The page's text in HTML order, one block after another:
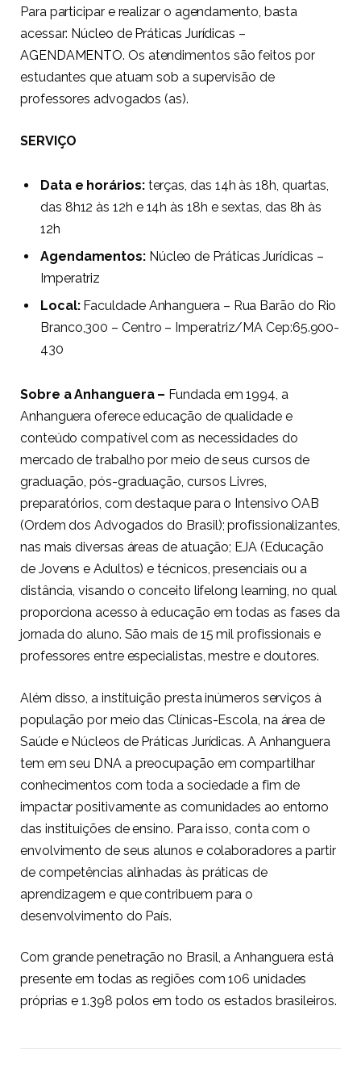
Para participar e realizar o agendamento, basta
acessar: Núcleo de Práticas Jurídicas –
AGENDAMENTO. Os atendimentos são feitos por
estudantes que atuam sob a supervisão de
professores advogados (as).
SERVIÇO
Data e horários:terças, das 14h às 18h, quartas,
das 8h12 às 12h e 14h às 18h e sextas, das 8h às
12h
Agendamentos: Núcleo de Práticas Jurídicas –
Imperatriz
Local:Faculdade Anhanguera – Rua Barão do Rio
Branco,300 – Centro – Imperatriz/MA Cep:65.900-
430
Sobre a Anhanguera – Fundada em 1994, a
Anhanguera oferece educação de qualidade e
conteúdo compatível com as necessidades do
mercado de trabalho por meio de seus cursos de
graduação, pós-graduação, cursos Livres,
preparatórios, com destaque para o Intensivo OAB
(Ordem dos Advogados do Brasil); profissionalizantes,
nas mais diversas áreas de atuação; EJA (Educação
de Jovens e Adultos) e técnicos, presenciais ou a
distância, visando o conceito lifelong learning, no qual
proporciona acesso à educação em todas as fases da
jornada do aluno. São mais de 15 mil profissionais e
professores entre especialistas, mestre e doutores.
Além disso, a instituição presta inúmeros serviços à
população por meio das Clínicas-Escola, na área de
Saúde e Núcleos de Práticas Jurídicas. A Anhanguera
tem em seu DNA a preocupação em compartilhar
conhecimentos com toda a sociedade a fim de
impactar positivamente as comunidades ao entorno
das instituições de ensino. Para isso, conta com o
envolvimento de seus alunos e colaboradores a partir
de competências alinhadas às práticas de
aprendizagem e que contribuem para o
desenvolvimento do País.
Com grande penetração no Brasil, a Anhanguera está
presente em todas as regiões com 106 unidades
próprias e 1.398 polos em todo os estados brasileiros.